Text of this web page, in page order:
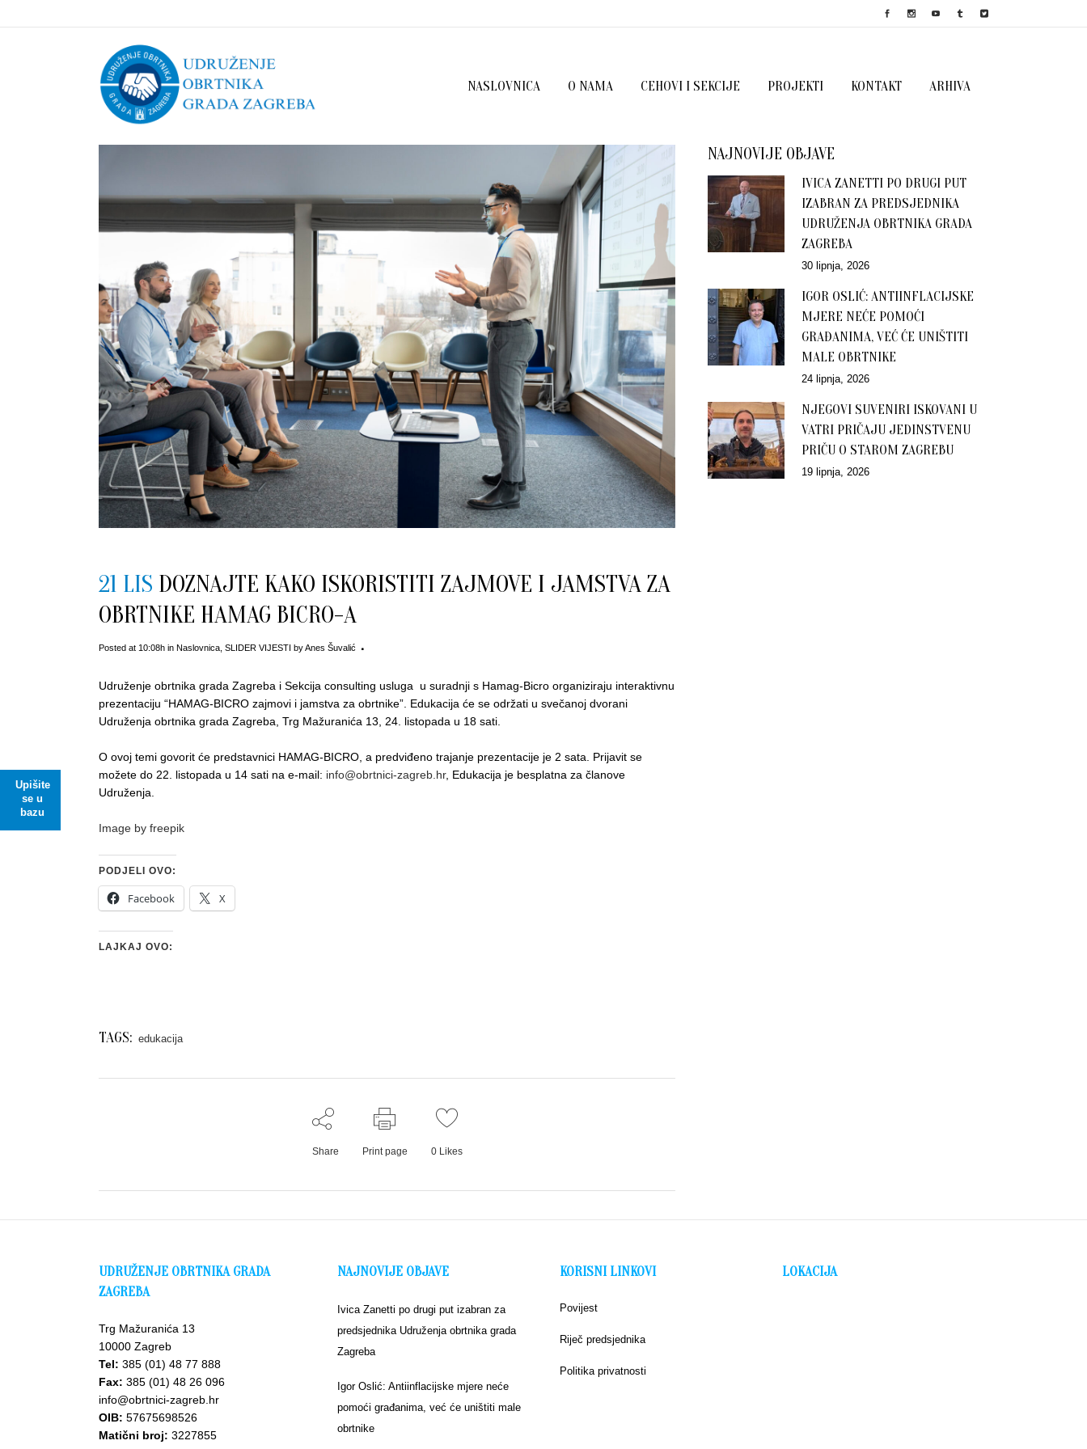
NASLOVNICA O NAMA CEHOVI I SEKCIJE PROJEKTI KONTAKT ARHIVA
Upišite
se u
bazu
21 LIS DOZNAJTE KAKO ISKORISTITI ZAJMOVE I JAMSTVA ZA
OBRTNIKE HAMAG BICRO-A
Posted at 10:08h in Naslovnica, SLIDER VIJESTI byAnes Šuvalić
Udruženje obrtnika grada Zagreba i Sekcija consulting usluga u suradnji s Hamag-Bicro organiziraju interaktivnu
prezentaciju “HAMAG-BICRO zajmovi i jamstva za obrtnike”. Edukacija će se održati u svečanoj dvorani
Udruženja obrtnika grada Zagreba, Trg Mažuranića 13, 24. listopada u 18 sati.
O ovoj temi govorit će predstavnici HAMAG-BICRO, a predviđeno trajanje prezentacije je 2 sata. Prijavit se
možete do 22. listopada u 14 sati na e-mail: info@obrtnici-zagreb.hr, Edukacija je besplatna za članove
Udruženja.
Image by freepik
PODJELI OVO:
Facebook X
LAJKAJ OVO:
TAGS: edukacija
Share Print page 0Likes
NAJNOVIJE OBJAVE
IVICA ZANETTI PO DRUGI PUT
IZABRAN ZA PREDSJEDNIKA
UDRUŽENJA OBRTNIKA GRADA
ZAGREBA
30 lipnja, 2026
IGOR OSLIĆ: ANTIINFLACIJSKE
MJERE NEĆE POMOĆI
GRAĐANIMA, VEĆ ĆE UNIŠTITI
MALE OBRTNIKE
24 lipnja, 2026
NJEGOVI SUVENIRI ISKOVANI U
VATRI PRIČAJU JEDINSTVENU
PRIČU O STAROM ZAGREBU
19 lipnja, 2026
UDRUŽENJE OBRTNIKA GRADA
ZAGREBA
Trg Mažuranića 13
10000 Zagreb
Tel: 385 (01) 48 77 888
Fax: 385 (01) 48 26 096
info@obrtnici-zagreb.hr
OIB: 57675698526
Matični broj: 3227855
NAJNOVIJE OBJAVE
Ivica Zanetti po drugi put izabran za
predsjednika Udruženja obrtnika grada
Zagreba
Igor Oslić: Antiinflacijske mjere neće
pomoći građanima, već će uništiti male
obrtnike
KORISNI LINKOVI
Povijest
Riječ predsjednika
Politika privatnosti
LOKACIJA